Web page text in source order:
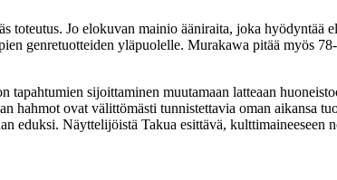
toteutus. Jo elokuvan mainio ääniraita, joka hyödyntää
genretuotteiden yläpuolelle. Murakawa pitää myös
sijoittaminen muutamaan latteaan
ovat välittömästi tunnistettavia oman aikansa
Näyttelijöistä Takua esittävä, kulttimaineeseen